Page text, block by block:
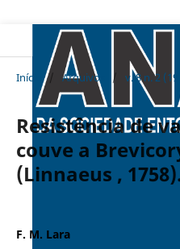
Início / Arquivos / v. 8 n. 2
Resistência de
couve a
(Linnaeus ,
F. M. Lara